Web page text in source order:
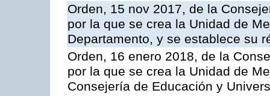
Orden, 15 nov 2017, de la
por la que se crea la Unidad de
Departamento, y se establece su
Orden, 16 enero 2018, de la
por la que se crea la Unidad de
Consejería de Educación y